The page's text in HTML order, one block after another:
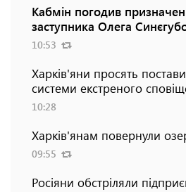
Кабмін погодив
заступника Олега
10:53
Харків'яни просять
системи екстреного
10:28
Харків'янам повернули
09:55
Росіяни обстріляли